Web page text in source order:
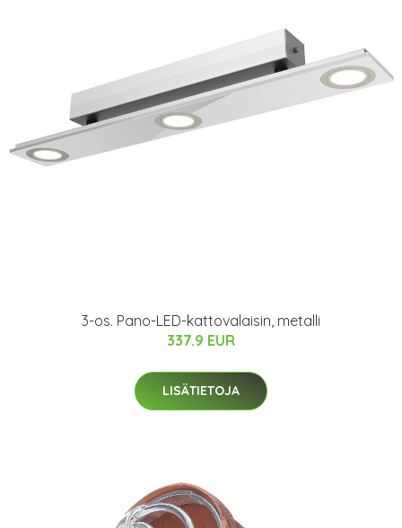
3-os. Pano-LED-kattovalaisin, metalli
337.9 EUR
LISÄTIETOJA